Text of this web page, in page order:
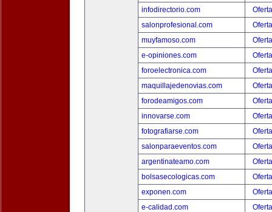
infodirectorio.com
salonprofesional.com
muyfamoso.com
e-opiniones.com
foroelectronica.com
maquillajedenovias.com
forodeamigos.com
innovarse.com
fotografiarse.com
salonparaeventos.com
argentinateamo.com
bolsasecologicas.com
exponen.com
e-calidad.com